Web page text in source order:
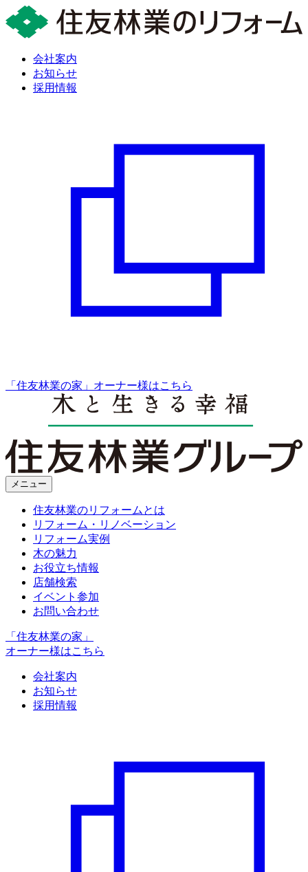
会社案内
お知らせ
採用情報
「住友林業の家」オーナー様はこちら
メニュー
住友林業のリフォームとは
リフォーム・リノベーション
リフォーム実例
木の魅力
お役立ち情報
店舗検索
イベント参加
お問い合わせ
「住友林業の家」
オーナー様はこちら
会社案内
お知らせ
採用情報